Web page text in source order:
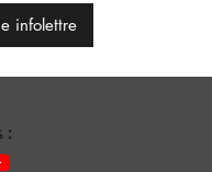
infolettre
: